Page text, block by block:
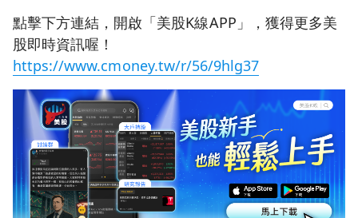
點擊下方連結，開啟「美股K線APP」，獲得更多美
股即時資訊喔！
https://www.cmoney.tw/r/56/9hlg37